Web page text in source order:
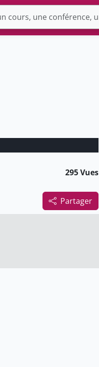
295 Vues
Partager